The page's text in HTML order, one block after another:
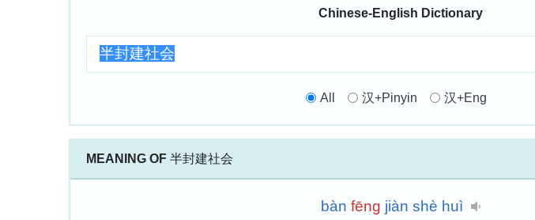
Chinese-English Dictionary
All 汉+Pinyin 汉+Eng
MEANING OF 半封建社会
bàn fēng jiàn shè huì